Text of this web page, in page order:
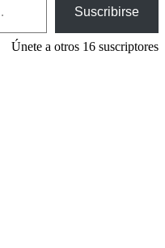
Suscribirse
Únete a otros 16 suscriptores